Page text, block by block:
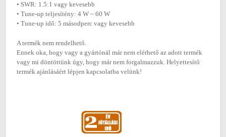
• SWR: 1.5:1 vagy kevesebb
• Tune-up teljesítény: 4 W ~ 60 W
• Tune-up idő: 5 másodperc vagy kevesebb
A termék nem rendelhető.
Ennek oka, hogy vagy a gyártónál már nem elérhető az adott termék
vagy mi döntöttünk úgy, hogy már nem forgalmazzuk. Helyettesítő
termék ajánlásáért lépjen kapcsolatba velünk!